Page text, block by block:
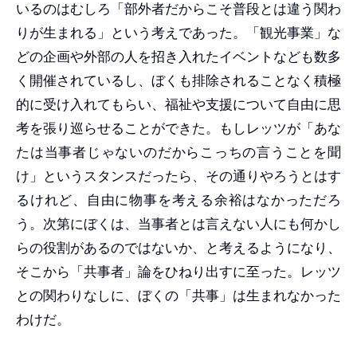
いるのはむしろ「部外者だからこそ普段とは違う関わ
りが生まれる」という考えであった。「観光事業」な
どの企画や外部の人を招き入れたイベントなども数多
く開催されているし、ぼくも排除されることなく積極
的に受け入れてもらい、福祉や支援について自由に思
考を張り巡らせることができた。もしレッツが「あな
たは当事者じゃないのだからこっちの言うことを聞
け」というスタンスだったら、その通りやろうとはす
るけれど、自由に物事を考える余裕はなかっただろ
う。次第にぼくは、当事者とは言えない人にも何かし
らの役割があるのではないか、と考えるようになり、
そこから「共事者」論をひねり出すに至った。レッツ
との関わりなしに、ぼくの「共事」は生まれなかった
わけだ。